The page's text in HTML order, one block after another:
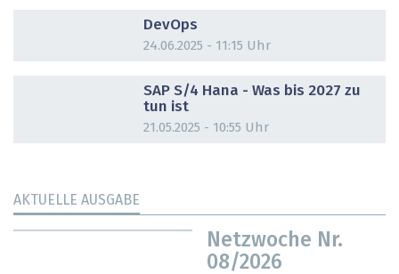
DevOps
24.06.2025 - 11:15 Uhr
SAP S/4 Hana - Was bis 2027 zu
tun ist
21.05.2025 - 10:55 Uhr
AKTUELLE AUSGABE
Netzwoche Nr.
08/2026